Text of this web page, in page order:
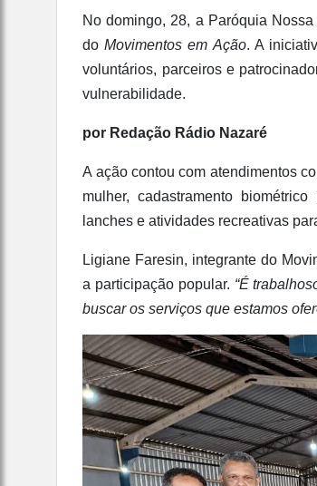
No domingo, 28, a Paróquia
doMovimentos em Ação. A
voluntários, parceiros e
vulnerabilidade.
por Redação Rádio Nazaré
A ação contou com atendimentos
mulher, cadastramento
lanches e atividades recreativas
Ligiane Faresin, integrante do
a participação popular. “É
buscar os serviços que estamos